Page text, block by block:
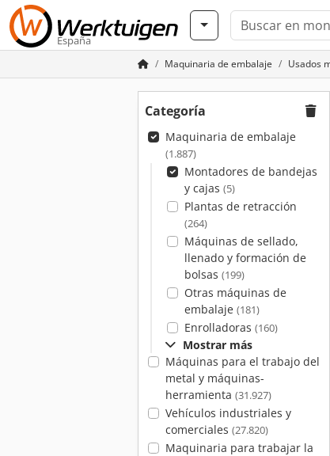
España
Maquinaria de embalaje Usados
Categoría
Maquinaria de embalaje
(1.887)
Montadores de bandejas
y cajas (5)
Plantas de retracción
(264)
Máquinas de sellado,
llenado y formación de
bolsas (199)
Otras máquinas de
embalaje (181)
Enrolladoras (160)
Mostrar más
Máquinas para el trabajo del
metal y máquinas-
herramienta (31.927)
Vehículos industriales y
comerciales (27.820)
Maquinaria para trabajar la